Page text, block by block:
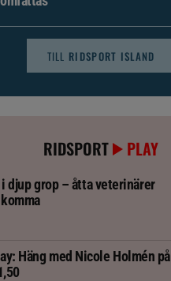
TILL RIDSPORT ISLAND
RIDSPORT PLAY
djup grop – åtta veterinärer
Häng med Nicole Holmén på